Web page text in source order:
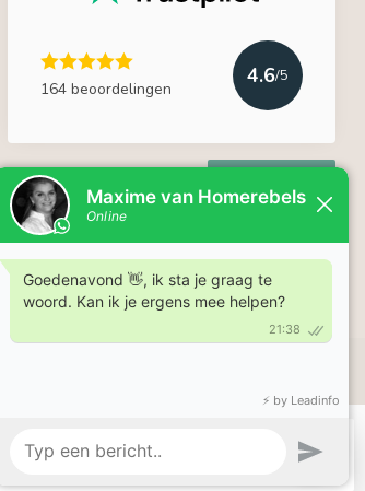
164 beoordelingen
4.6/5
Dit bericht verbergen Meer over cookies »